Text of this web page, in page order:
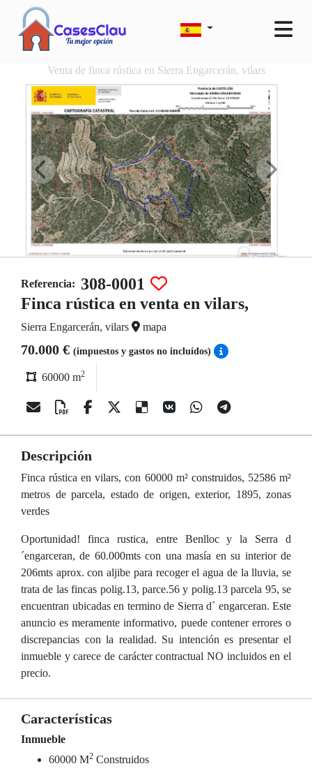
Venta de finca rústica en Sierra Engarcerán, vilars
Referencia: 308-0001
Finca rústica en venta en vilars,
Sierra Engarcerán, vilars mapa
70.000 € (impuestos y gastos no incluídos)
60000 m2
Descripción
Finca rústica en vilars, con 60000 m² construidos, 52586 m²
metros de parcela, estado de origen, exterior, 1895, zonas
verdes
Oportunidad! finca rustica, entre Benlloc y la Serra d
´engarceran, de 60.000mts con una masía en su interior de
206mts aprox. con aljibe para recoger el agua de la lluvia, se
trata de las fincas polig.13, parce.56 y polig.13 parcela 95, se
encuentran ubicadas en termino de Sierra d´ engarceran. Este
anuncio es meramente informativo, puede contener errores o
discrepancias con la realidad. Su intención es presentar el
inmueble y carece de carácter contractual NO incluidos en el
precio.
Características
Inmueble
60000 M2 Construidos